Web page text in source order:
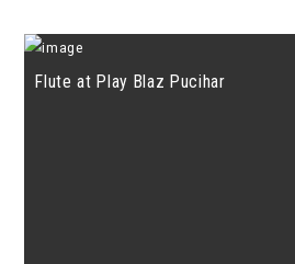
€ 18,95.
€ 17,50.
Flute at Play Blaz Pucihar